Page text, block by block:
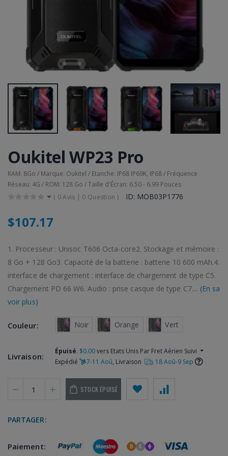
Oukitel WP23 Pro
RAM: 8Go / Marque: Oukitel / Etanche: IP68 IP69K, IP68 / Fréquence
Réseau: 4G / ROM: 128 Go / Taille d'Écran: 6.50 - 6.99 Pouces
( 0 Avis | 0 Question ) ID: MOB03P1776
$107.17
1. Processeur : Unisoc T606 Octa-core2. Stockage et mémoire :
8 Go + 128 Go3. Capacité de la batterie : batterie 10 600 mAh.4.
interface de chargement : interface de chargement de type C5.
Chargement PD 66 W6. Audio : prise casque de type C7.... (En sa
voir plus)
Couleur: Noir Orange Vert
Livraison:
Épuisé. $0.00vers Etats Unis Par Fret Aérien Suivi
Expédié
7-11 Aoû, Livraison 18 Aoû-9 Sep
STOCK ÉPUISÉ
PARTAGER:
Paiement: